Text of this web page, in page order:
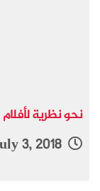
نحو نظرية
July 3, 2018